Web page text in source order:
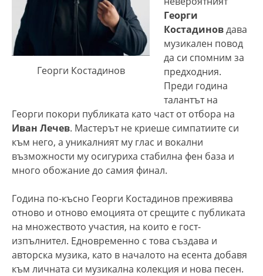
Георги Костадинов
Георги
Костадиновдава
музикален повод
да си спомним за
предходния.
Преди година
талантът на
Георги покори публиката като част от отбора на
Иван Лечев. Мастерът не криеше симпатиите си
към него, а уникалният му глас и вокални
възможности му осигуриха стабилна фен база и
много обожание до самия финал.
Година по-късно Георги Костадинов преживява
отново и отново емоцията от срещите с публиката
на множеството участия, на които е гост-
изпълнител. Едновременно с това създава и
авторска музика, като в началото на есента добавя
към личната си музикална колекция и нова песен.